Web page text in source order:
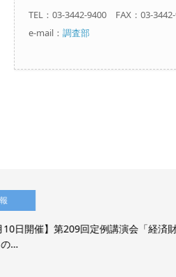
TEL：03-3442-9400 FAX：03-
e-mail： 調査部
（令
【2026年8月7日開催】第